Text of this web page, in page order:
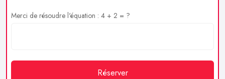
Merci de résoudre l'équation : 4 + 2 = ?
Réserver